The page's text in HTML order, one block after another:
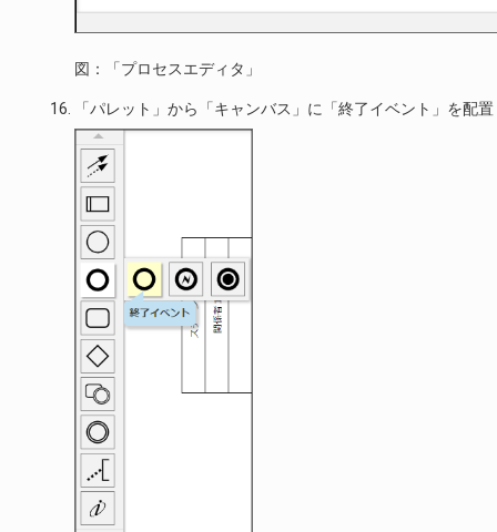
図：「プロセスエディタ」
「パレット」から「キャンバス」に「終了イベント」を配